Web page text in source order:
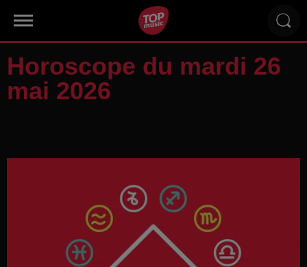
Horoscope du mardi 26
mai 2026